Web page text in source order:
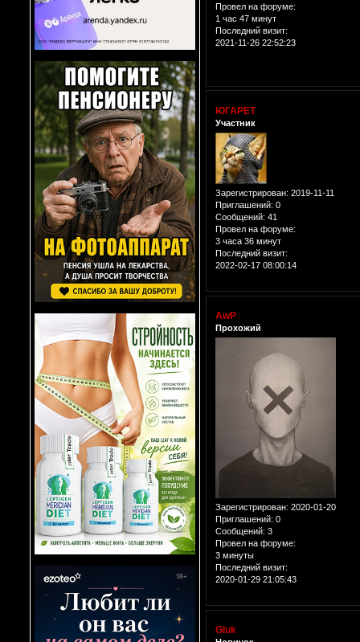
Провел на форуме:
1 час 47 минут
Последний визит:
2021-11-26 22:52:23
ЮГАРЕТ
Участник
Зарегистрирован: 2019-11-11
Приглашений: 0
Сообщений: 41
Провел на форуме:
3 часа 36 минут
Последний визит:
2022-02-17 08:00:14
AwP
Прохожий
Зарегистрирован: 2020-01-20
Приглашений: 0
Сообщений: 3
Провел на форуме:
3 минуты
Последний визит:
2020-01-29 21:05:43
Gluk